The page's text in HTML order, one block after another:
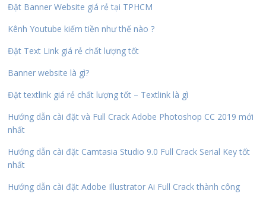
Đặt Banner Website giá rẻ tại TPHCM
Kênh Youtube kiếm tiền như thế nào ?
Đặt Text Link giá rẻ chất lượng tốt
Banner website là gì?
Đặt textlink giá rẻ chất lượng tốt – Textlink là gì
Hướng dẫn cài đặt và Full Crack Adobe Photoshop CC 2019 mới
nhất
Hướng dẫn cài đặt Camtasia Studio 9.0 Full Crack Serial Key tốt
nhất
Hướng dẫn cài đặt Adobe Illustrator Ai Full Crack thành công